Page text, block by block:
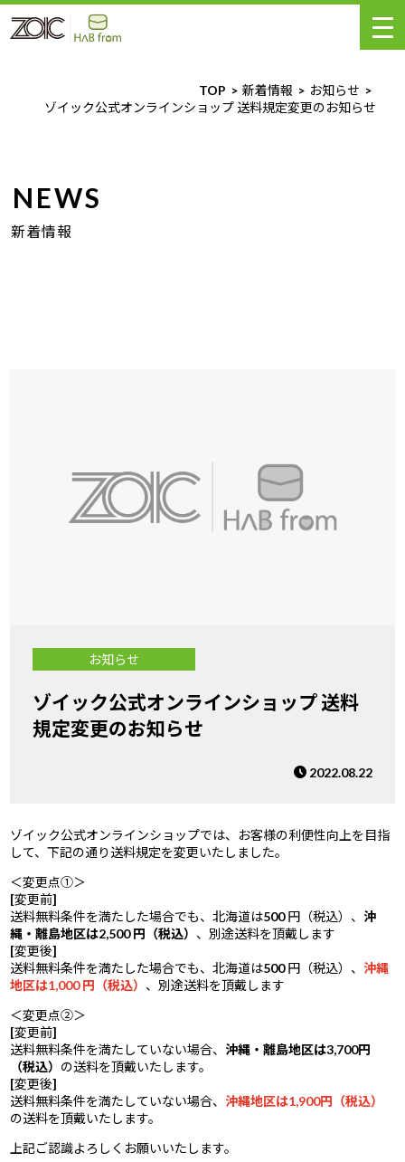
TOP 新着情報
お知らせ
ゾイック公式オンラインショップ 送料規定変更のお知らせ
NEWS
新着情報
お知らせ
ゾイック公式オンラインショップ 送料
規定変更のお知らせ
2022.08.22
ゾイック公式オンラインショップでは、お客様の利便性向上を目指
して、下記の通り送料規定を変更いたしました。
＜変更点①＞
[変更前]
送料無料条件を満たした場合でも、北海道は500 円（税込）、 沖
縄・離島地区は2,500 円（税込） 、別途送料を頂戴します
[変更後]
送料無料条件を満たした場合でも、北海道は500 円（税込）、 沖縄
地区は1,000 円（税込） 、別途送料を頂戴します
＜変更点②＞
[変更前]
送料無料条件を満たしていない場合、 沖縄・離島地区は3,700円
（税込） の送料を頂戴いたします。
[変更後]
送料無料条件を満たしていない場合、 沖縄地区は1,900円（税込）
の送料を頂戴いたします。
上記ご認識よろしくお願いいたします。